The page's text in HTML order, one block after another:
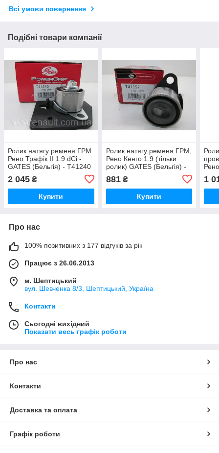
Всі умови повернення
Подібні товари компанії
Ролик натягу ременя ГРМ
Рено Трафік II 1.9 dCi -
GATES (Бельгія) - T41240
2 045 ₴
Купити
Ролик натягу ременя ГРМ,
Рено Кенго 1.9 (тільки
ролик) GATES (Бельгія) -
881₴
Купити
1
Про нас
100% позитивних з 177 відгуків за рік
Працює з 26.06.2013
м. Шептицький
вул. Шевченка 8/3, Шептицький, Україна
Контакти
Сьогодні вихідний
Показати весь графік роботи
Про нас
Контакти
Доставка та оплата
Графік роботи